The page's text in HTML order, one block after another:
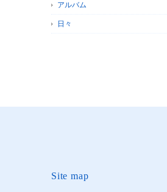
アルバム
日々
Site map